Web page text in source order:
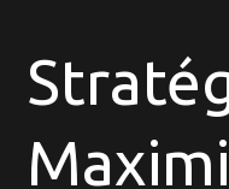
Votre
Présence
Ligne